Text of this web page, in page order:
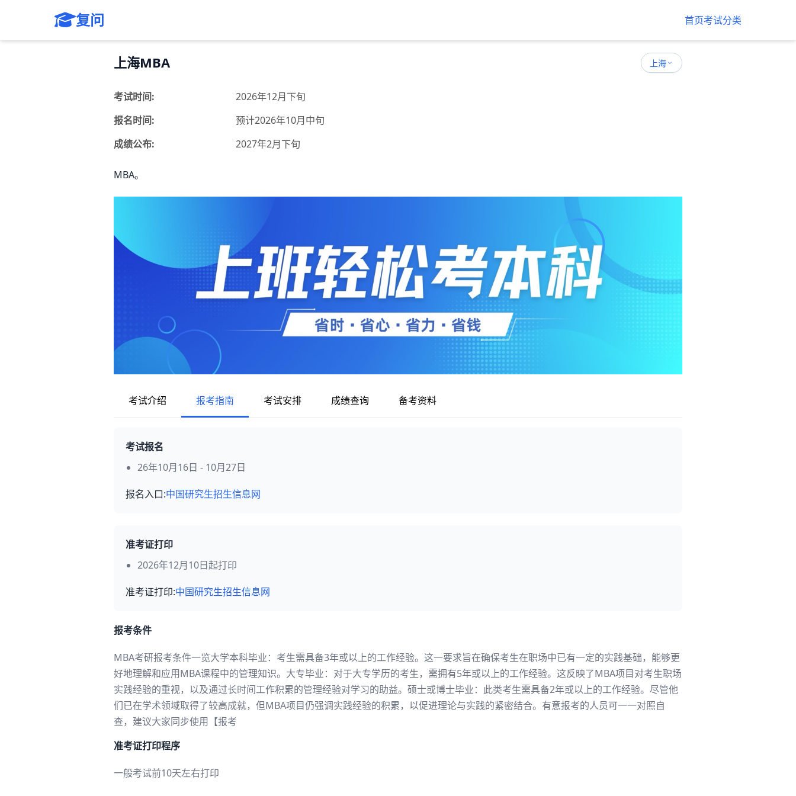
复问 首页考试分类
上海MBA 上海
考试时间:
2026年12月下旬
报名时间:
预计2026年10月中旬
成绩公布:
2027年2月下旬
MBA。
考试介绍 报考指南 考试安排 成绩查询 备考资料
考试报名
26年10月16日 - 10月27日
报名入口:中国研究生招生信息网
准考证打印
2026年12月10日起打印
准考证打印:中国研究生招生信息网
报考条件
MBA考研报考条件一览大学本科毕业：考生需具备3年或以上的工作经验。这一要求旨在确保考生在职场中已有一定的实践基础，能够更
好地理解和应用MBA课程中的管理知识。大专毕业：对于大专学历的考生，需拥有5年或以上的工作经验。这反映了MBA项目对考生职场
实践经验的重视，以及通过长时间工作积累的管理经验对学习的助益。硕士或博士毕业：此类考生需具备2年或以上的工作经验。尽管他
们已在学术领域取得了较高成就，但MBA项目仍强调实践经验的积累，以促进理论与实践的紧密结合。有意报考的人员可一一对照自
查，建议大家同步使用【报考
准考证打印程序
一般考试前10天左右打印